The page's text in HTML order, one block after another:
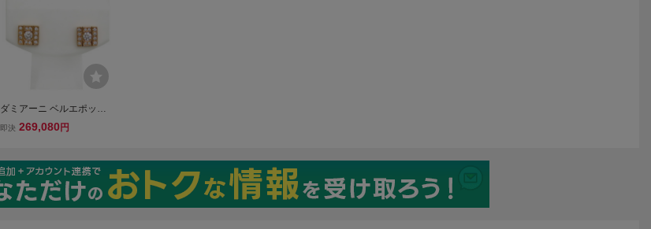
ダミアーニ ベルエポック
ピアス 750 (K18WG K18P
即決 269,080円